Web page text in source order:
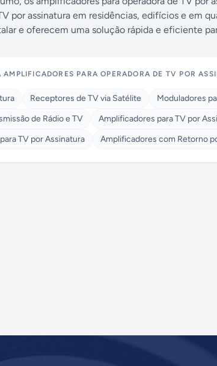
por assinatura em residências, edifícios e em
e oferecem uma solução rápida e eficiente
AMPLIFICADORES PARA OPERADORA DE TV POR
Receptores de TV via Satélite
Moduladores
de Rádio e TV
Amplificadores para TV por
TV por Assinatura
Amplificadores com Retorno